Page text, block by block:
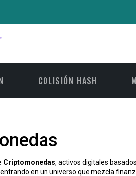
COLISIÓN HASH
Criptomonedas, activos digitales
en un universo que mezcla